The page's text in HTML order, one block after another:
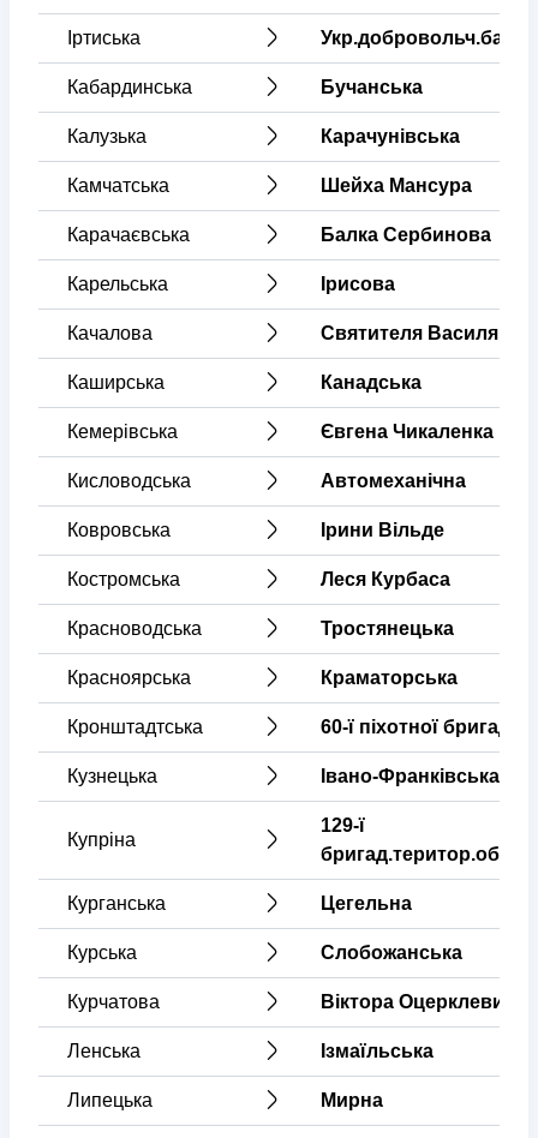
Іртиська
Кабардинська Бучанська
Калузька Карачунівська
Камчатська Шейха Мансура
Карачаєвська Балка Сербинова
Карельська Ірисова
Качалова Святителя Василя
Каширська Канадська
Кемерівська Євгена Чикаленка
Кисловодська Автомеханічна
Ковровська Ірини Вільде
Костромська Леся Курбаса
Красноводська Тростянецька
Красноярська Краматорська
Кронштадтська 60-ї піхотної бригади
Кузнецька Івано-Франківська
Купріна
129-ї
Курганська Цегельна
Курська Слобожанська
Курчатова Віктора Оцерклевича
Ленська Ізмаїльська
Липецька Мирна